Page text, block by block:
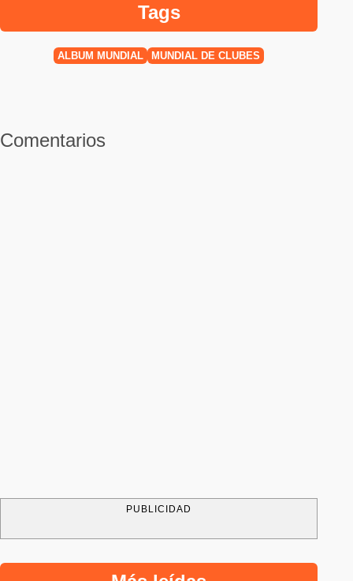
Tags
ALBUM MUNDIAL MUNDIAL DE CLUBES
Comentarios
PUBLICIDAD